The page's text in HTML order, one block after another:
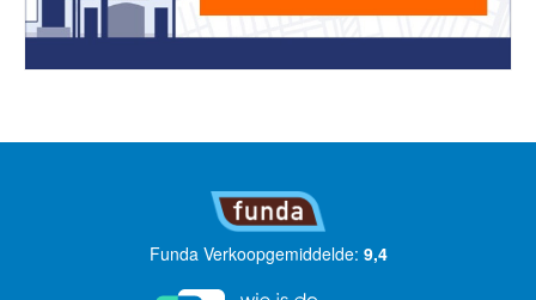
Funda Verkoopgemiddelde: 9,4